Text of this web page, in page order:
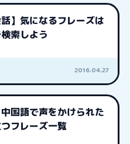
話】気になるフレーズは
索しよう
2016.04.27
中国語で声をかけられた
フレーズ一覧